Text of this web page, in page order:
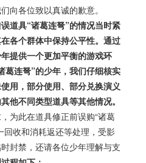
向各位致以真诚的歉意。
道具“诸葛连弩”的情况当时紧
各个群体中保持公平性。通过
提供一个更加平衡的游戏环
葛连弩”的少年，我们仔细核实
用，部分使用、部分兑换演义
他不同类型道具等其他情况。
为此在道具修正前误购“诸葛
回收和消耗返还等处理，受影
封禁，还请各位少年理解与支